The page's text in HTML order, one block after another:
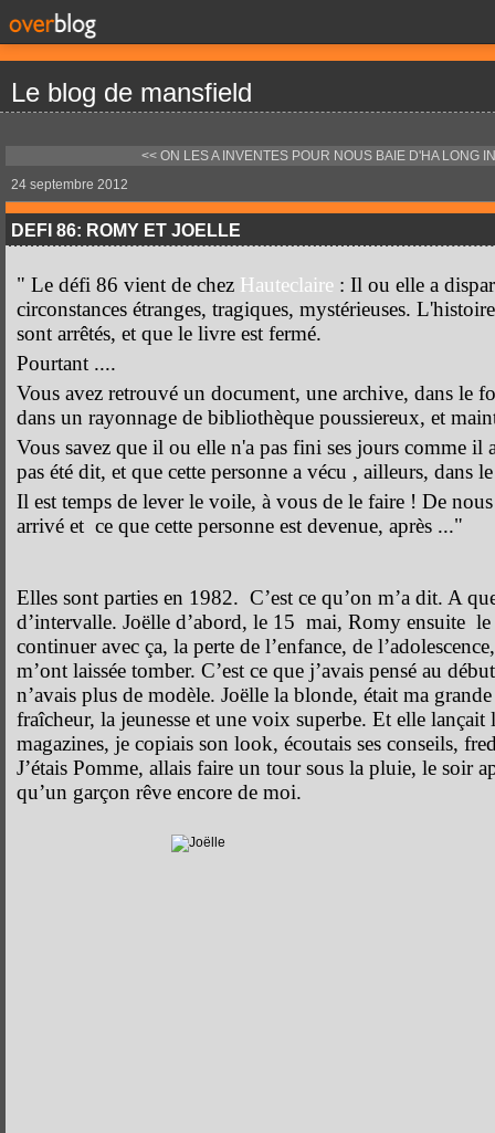
Le blog de mansfield
<< ON LES A INVENTES POUR NOUS BAIE D'HA LONG
24 septembre 2012
DEFI 86: ROMY ET JOELLE
" Le défi 86 vient de chez Hauteclaire : Il ou elle a
circonstances étranges, tragiques, mystérieuses.
sont arrêtés, et que le livre est fermé.
Pourtant ....
Vous avez retrouvé un document, une archive, dans le
dans un rayonnage de bibliothèque poussiereux, et
Vous savez que il ou elle n'a pas fini ses jours comme il
pas été dit, et que cette personne a vécu , ailleurs, dans
Il est temps de lever le voile, à vous de le faire ! De
arrivé et ce que cette personne est devenue, après ..."
Elles sont parties en 1982. C’est ce qu’on m’a dit. A
d’intervalle. Joëlle d’abord, le 15 mai, Romy ensuite
continuer avec ça, la perte de l’enfance, de
m’ont laissée tomber. C’est ce que j’avais pensé au
n’avais plus de modèle. Joëlle la blonde, était ma
fraîcheur, la jeunesse et une voix superbe. Et elle lançait
magazines, je copiais son look, écoutais ses conseils,
J’étais Pomme, allais faire un tour sous la pluie, le soir
qu’un garçon rêve encore de moi.